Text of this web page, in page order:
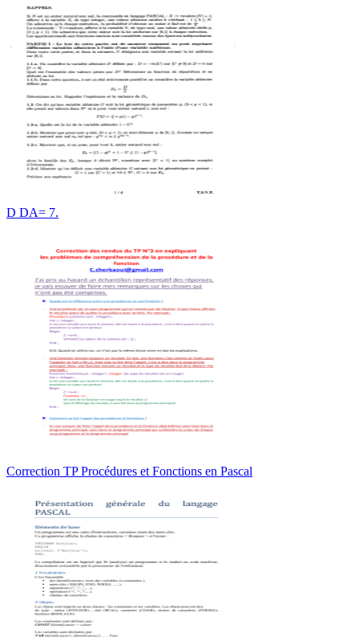
D DA= 7.
Correction TP Procédures et Fonctions en Pascal